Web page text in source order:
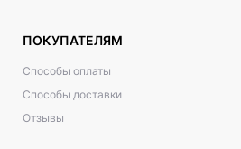
ПОКУПАТЕЛЯМ
Способы оплаты
Способы доставки
Отзывы